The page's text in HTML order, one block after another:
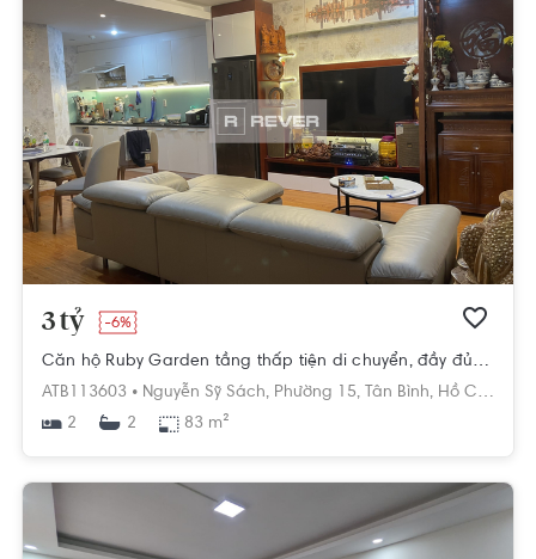
3 tỷ -6%
Căn hộ Ruby Garden tầng thấp tiện di chuyển, đầy đủ nội thất.
ATB113603 • Nguyễn Sỹ Sách, Phường 15, Tân Bình, Hồ Chí Minh
2
2 83 m²